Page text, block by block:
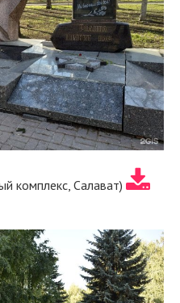
комплекс, Салават)